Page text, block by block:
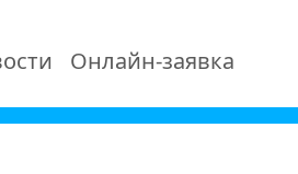
Онлайн-заявка